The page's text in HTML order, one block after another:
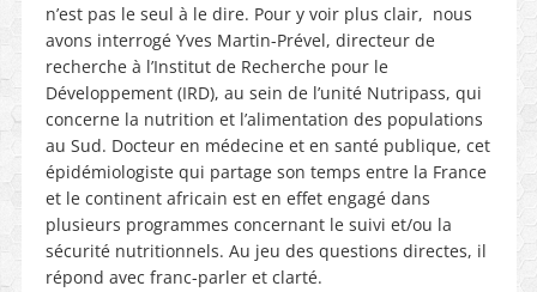
n’est pas le seul à le dire. Pour y voir plus clair, nous
avons interrogé Yves Martin-Prével, directeur de
recherche à l’Institut de Recherche pour le
Développement (IRD), au sein de l’unité Nutripass, qui
concerne la nutrition et l’alimentation des populations
au Sud. Docteur en médecine et en santé publique, cet
épidémiologiste qui partage son temps entre la France
et le continent africain est en effet engagé dans
plusieurs programmes concernant le suivi et/ou la
sécurité nutritionnels. Au jeu des questions directes, il
répond avec franc-parler et clarté.